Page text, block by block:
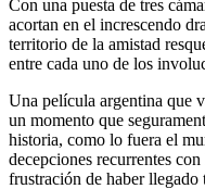
Con una puesta de tres
acortan en el increscendo
territorio de la amistad
entre cada uno de los
Una película argentina que
un momento que
historia, como lo fuera el
decepciones recurrentes
frustración de haber llegado